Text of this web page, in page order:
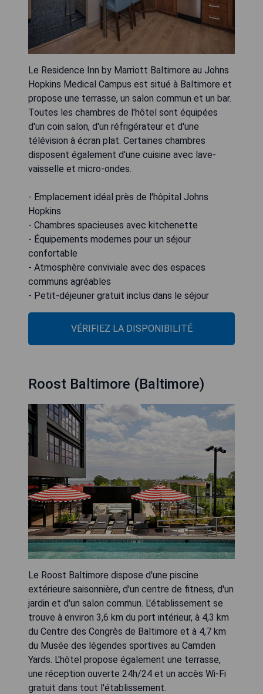
Le Residence Inn by Marriott Baltimore au Johns
Hopkins Medical Campus est situé à Baltimore et
propose une terrasse, un salon commun et un bar.
Toutes les chambres de l'hôtel sont équipées
d'un coin salon, d'un réfrigérateur et d'une
télévision à écran plat. Certaines chambres
disposent également d'une cuisine avec lave-
vaisselle et micro-ondes.
- Emplacement idéal près de l'hôpital Johns
Hopkins
- Chambres spacieuses avec kitchenette
- Équipements modernes pour un séjour
confortable
- Atmosphère conviviale avec des espaces
communs agréables
- Petit-déjeuner gratuit inclus dans le séjour
VÉRIFIEZ LA DISPONIBILITÉ
Roost Baltimore (Baltimore)
Le Roost Baltimore dispose d'une piscine
extérieure saisonnière, d'un centre de fitness, d'un
jardin et d'un salon commun. L'établissement se
trouve à environ 3,6 km du port intérieur, à 4,3 km
du Centre des Congrès de Baltimore et à 4,7 km
du Musée des légendes sportives au Camden
Yards. L'hôtel propose également une terrasse,
une réception ouverte 24h/24 et un accès Wi-Fi
gratuit dans tout l'établissement.